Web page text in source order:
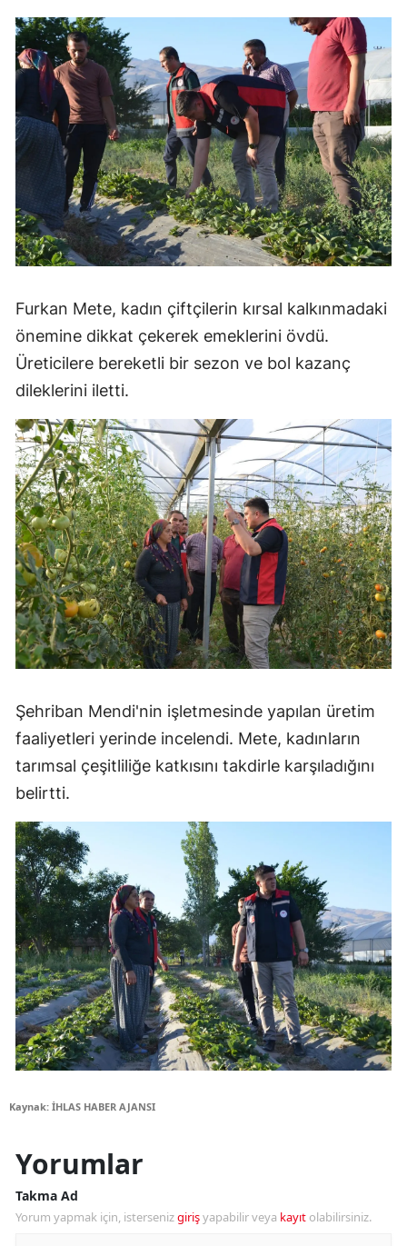
Furkan Mete, kadın çiftçilerin kırsal kalkınmadaki
önemine dikkat çekerek emeklerini övdü.
Üreticilere bereketli bir sezon ve bol kazanç
dileklerini iletti.
Şehriban Mendi'nin işletmesinde yapılan üretim
faaliyetleri yerinde incelendi. Mete, kadınların
tarımsal çeşitliliğe katkısını takdirle karşıladığını
belirtti.
Kaynak: İHLAS HABER AJANSI
Yorumlar
Takma Ad
Yorum yapmak için, istersenizgirişyapabilir veya kayıt olabilirsiniz.